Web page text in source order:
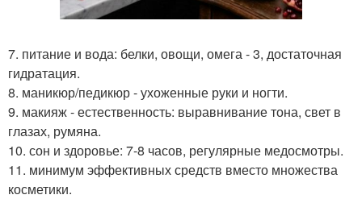
7. питание и вода: белки, овощи, омега - 3, достаточная
гидратация.
8. маникюр/педикюр - ухоженные руки и ногти.
9. макияж - естественность: выравнивание тона, свет в
глазах, румяна.
10. сон и здоровье: 7-8 часов, регулярные медосмотры.
11. минимум эффективных средств вместо множества
косметики.